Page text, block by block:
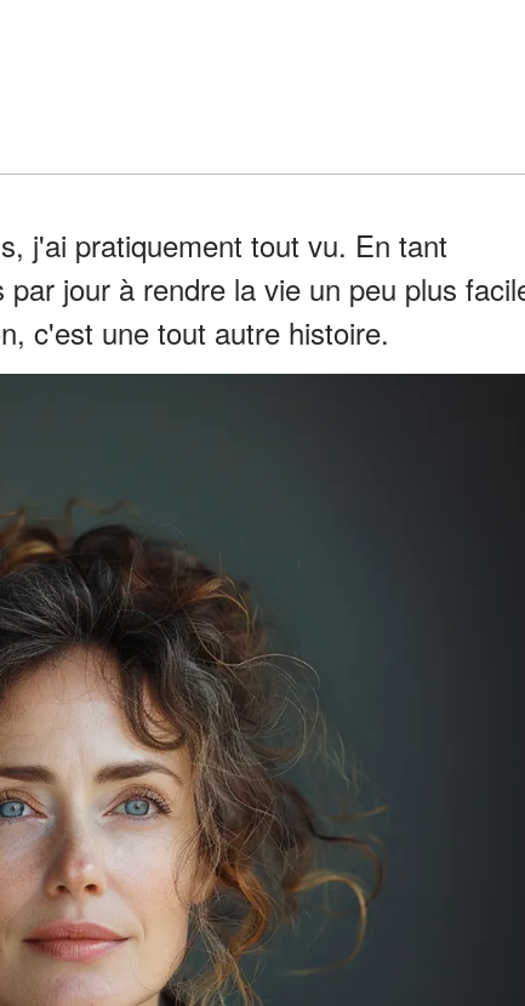
j'ai pratiquement tout vu. En tant
jour à rendre la vie un peu plus
c'est une tout autre histoire.